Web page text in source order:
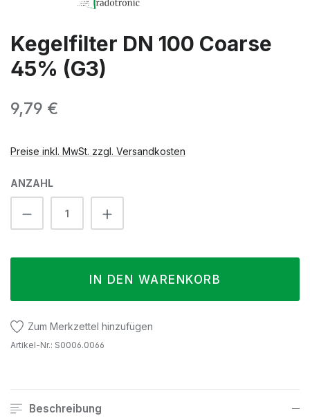
Kegelfilter DN 100 Coarse
45% (G3)
Regulärer Preis:
9,79 €
Preise inkl. MwSt. zzgl. Versandkosten
ANZAHL
Produkt Anzahl: Gib den gewünschten
IN DEN WARENKORB
Zum Merkzettel hinzufügen
Artikel-Nr.: S0006.0066
Beschreibung